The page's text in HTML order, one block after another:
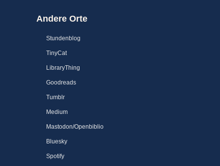
Andere Orte
Stundenblog
TinyCat
LibraryThing
Goodreads
Tumblr
Medium
Mastodon/Openbiblio
Bluesky
Spotify